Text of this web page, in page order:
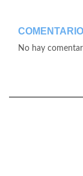
No hay